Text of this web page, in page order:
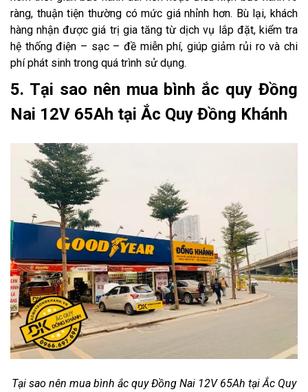
ràng, thuận tiện thường có mức giá nhỉnh hơn. Bù lại, khách
hàng nhận được giá trị gia tăng từ dịch vụ lắp đặt, kiểm tra
hệ thống điện – sạc – đề miễn phí, giúp giảm rủi ro và chi
phí phát sinh trong quá trình sử dụng.
5. Tại sao nên mua bình ắc quy Đồng
Nai 12V 65Ah tại Ắc Quy Đồng Khánh
Tại sao nên mua bình ắc quy Đồng Nai 12V 65Ah tại Ắc Quy